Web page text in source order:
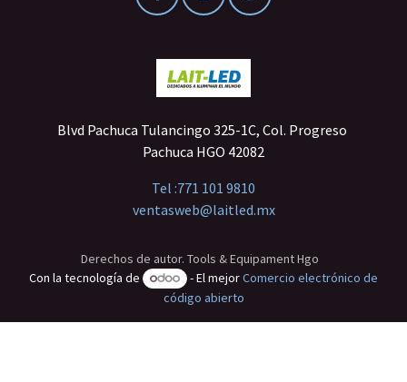
Blvd Pachuca Tulancingo 325-1C, Col. Progreso
Pachuca HGO 42082
Tel :771 101 9810
ventasweb@laitled.mx
Derechos de autor. Tools & Equipament Hgo
Con la tecnología de
- El mejorComercio electrónico de
código abierto